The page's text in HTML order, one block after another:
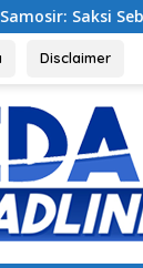
Proyek
Disclaimer